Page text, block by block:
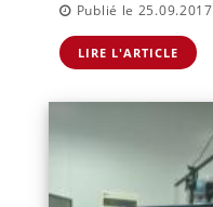
Publié le 25.09.2017
LIRE L'ARTICLE